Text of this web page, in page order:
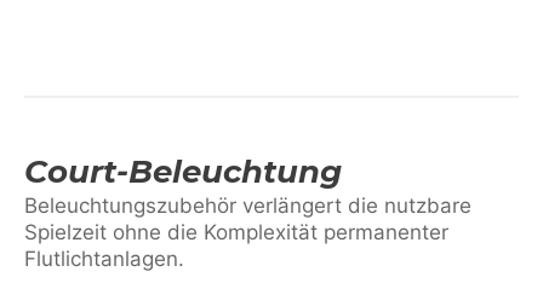
Court-Beleuchtung
Beleuchtungszubehör verlängert die nutzbare
Spielzeit ohne die Komplexität permanenter
Flutlichtanlagen.